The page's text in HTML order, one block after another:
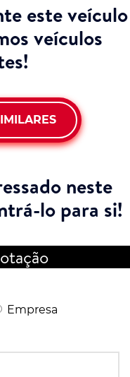
este veículo
veículos
neste
lo para si!
Empresa